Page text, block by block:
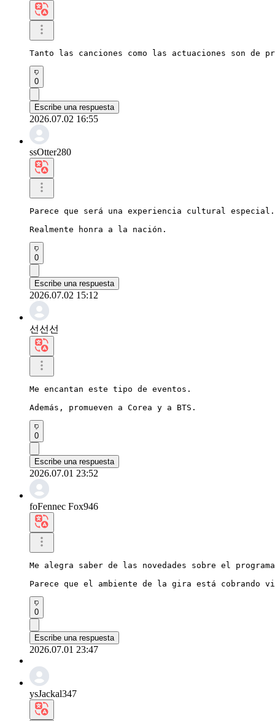
Tanto las canciones como las actuaciones son
0
Escribe una respuesta
2026.07.02 16:55
ssOtter280
Parece que será una experiencia cultural especial.
Realmente honra a la nación.
0
Escribe una respuesta
2026.07.02 15:12
선선선
Me encantan este tipo de eventos.
Además, promueven a Corea y a BTS.
0
Escribe una respuesta
2026.07.01 23:52
foFennec Fox946
Me alegra saber de las novedades sobre el
Parece que el ambiente de la gira está cobrando
0
Escribe una respuesta
2026.07.01 23:47
ysJackal347